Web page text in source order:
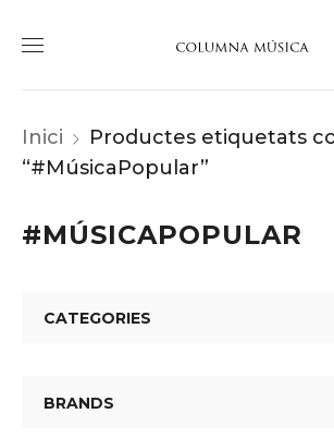
Inici
Productes etiquetats
“#MúsicaPopular”
#MÚSICAPOPULAR
CATEGORIES
BRANDS